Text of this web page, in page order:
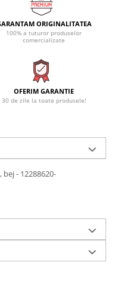
ORIGINALITATEA
100% a tuturor produselor
comercializate
OFERIM GARANTIE
30 de zile la toate produsele!
bej - 12288620-